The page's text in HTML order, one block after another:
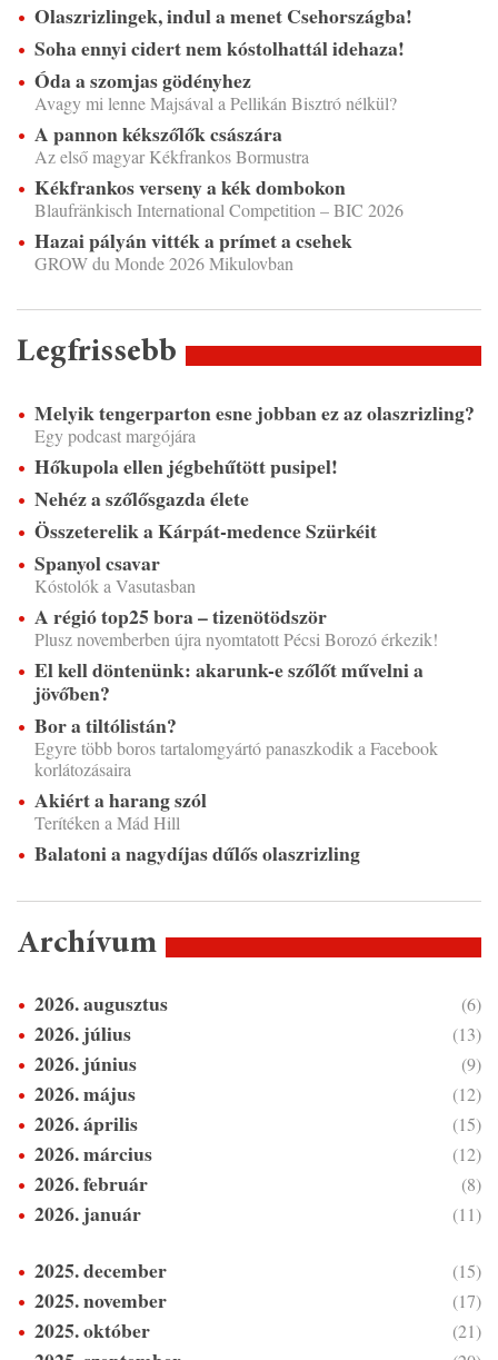
Olaszrizlingek, indul a menet Csehországba!
Soha ennyi cidert nem kóstolhattál idehaza!
Óda a szomjas gödényhez
Avagy mi lenne Majsával a Pellikán Bisztró nélkül?
A pannon kékszőlők császára
Az első magyar Kékfrankos Bormustra
Kékfrankos verseny a kék dombokon
Blaufränkisch International Competition – BIC 2026
Hazai pályán vitték a prímet a csehek
GROW du Monde 2026 Mikulovban
Legfrissebb
Melyik tengerparton esne jobban ez az olaszrizling?
Egy podcast margójára
Hőkupola ellen jégbehűtött pusipel!
Nehéz a szőlősgazda élete
Összeterelik a Kárpát-medence Szürkéit
Spanyol csavar
Kóstolók a Vasutasban
A régió top25 bora – tizenötödször
Plusz novemberben újra nyomtatott Pécsi Borozó érkezik!
El kell döntenünk: akarunk-e szőlőt művelni a
jövőben?
Bor a tiltólistán?
Egyre több boros tartalomgyártó panaszkodik a Facebook
korlátozásaira
Akiért a harang szól
Terítéken a Mád Hill
Balatoni a nagydíjas dűlős olaszrizling
Archívum
2026. augusztus (6)
2026. július (13)
2026. június (9)
2026. május (12)
2026. április (15)
2026. március (12)
2026. február (8)
2026. január (11)
2025. december (15)
2025. november (17)
2025. október (21)